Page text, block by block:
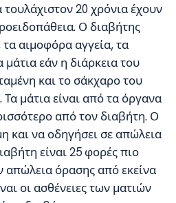
20 χρόνια έχουν
Ο διαβήτης
αιμοφόρα αγγεία, τα
εάν η διάρκεια του
και το σάκχαρο του
Τα μάτια είναι από τα όργανα
από τον διαβήτη. Ο
και να οδηγήσει σε απώλεια
είναι 25 φορές πιο
απώλεια όρασης από εκείνα
οι ασθένειες των ματιών